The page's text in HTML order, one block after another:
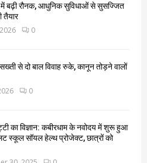
में बढ़ी रौनक, आधुनिक सुविधाओं से सुसज्जित
तैयार
0
से दो बाल विवाह रुके, कानून तोड़ने वालों
0
का विज्ञान: कबीरधाम के नवोदय में शुरू हुआ
स्कूल सॉयल हेल्थ प्रोजेक्ट, छात्रों को